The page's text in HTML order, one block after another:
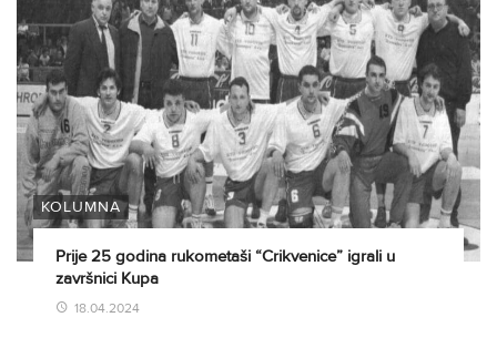
KOLUMNA
Prije 25 godina rukometaši “Crikvenice” igrali u
završnici Kupa
18.04.2024